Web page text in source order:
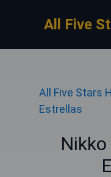
All Five
All Five Stars
Estrellas